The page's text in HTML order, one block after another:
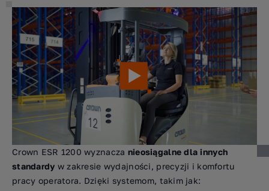
Crown ESR 1200 wyznacza nieosiągalne dla innych
standardy w zakresie wydajności, precyzji i komfortu
pracy operatora. Dzięki systemom, takim jak: